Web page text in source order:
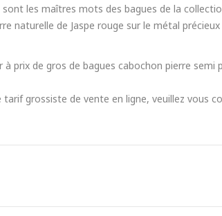
les maîtres mots des bagues de la
naturelle de Jaspe rouge sur le métal
prix de gros de bagues cabochon pierre
grossiste de vente en ligne, veuillez vous